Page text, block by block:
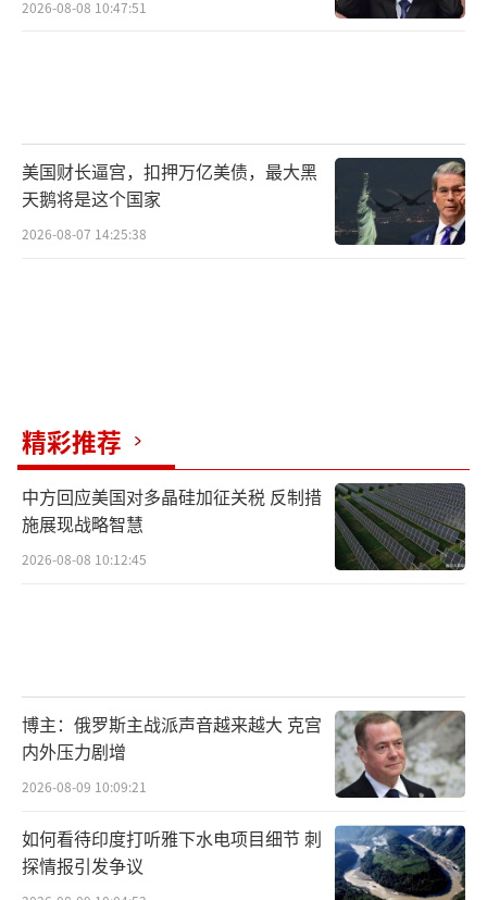
2026-08-08 10:47:51
美国财长逼宫，扣押万亿美债，最大黑
天鹅将是这个国家
2026-08-07 14:25:38
精彩推荐
中方回应美国对多晶硅加征关税 反制措
施展现战略智慧
2026-08-08 10:12:45
博主：俄罗斯主战派声音越来越大 克宫
内外压力剧增
2026-08-09 10:09:21
如何看待印度打听雅下水电项目细节 刺
探情报引发争议